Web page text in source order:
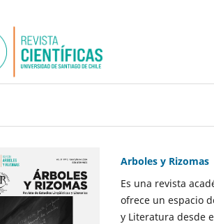
Arboles y Rizomas
Es una revista
ofrece un espacio
y Literatura desde